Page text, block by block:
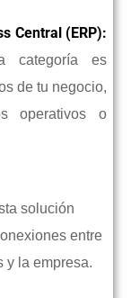
Central (ERP):
categoría es
de tu negocio,
operativos o
solución
entre
y la empresa.